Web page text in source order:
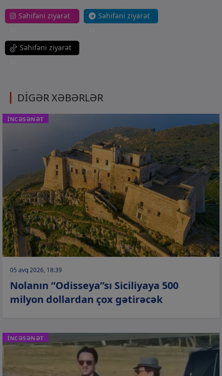
Səhifəni ziyarət
Səhifəni ziyarət
Səhifəni ziyarət
DİGƏR XƏBƏRLƏR
İNCƏSƏNƏT
05 avq 2026, 18:39
Nolanın “Odisseya”sı Siciliyaya 500
milyon dollardan çox gətirəcək
İNCƏSƏNƏT